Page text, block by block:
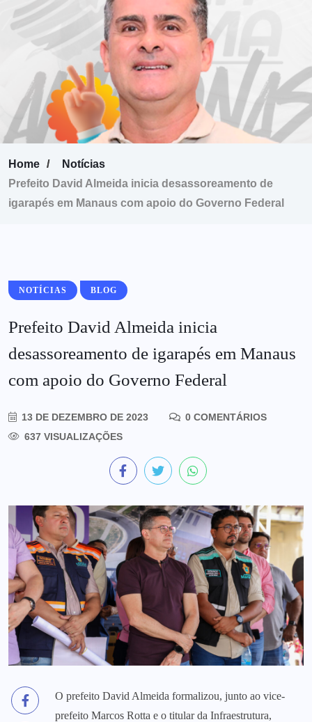
Home
Notícias
Prefeito David Almeida inicia desassoreamento de
igarapés em Manaus com apoio do Governo Federal
NOTÍCIAS BLOG
Prefeito David Almeida inicia
desassoreamento de igarapés em Manaus
com apoio do Governo Federal
13 DE DEZEMBRO DE 2023
0 COMENTÁRIOS
637 VISUALIZAÇÕES
O prefeito David Almeida formalizou, junto ao vice-
prefeito Marcos Rotta e o titular da Infraestrutura,